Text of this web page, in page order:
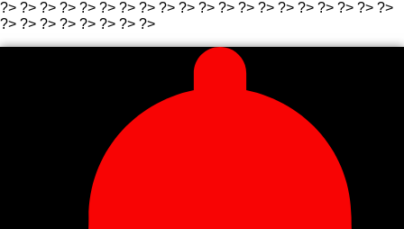
?> ?> ?> ?> ?> ?> ?> ?> ?> ?> ?> ?> ?> ?> ?> ?> ?> ?> ?> ?>
?> ?> ?> ?> ?> ?> ?> ?>